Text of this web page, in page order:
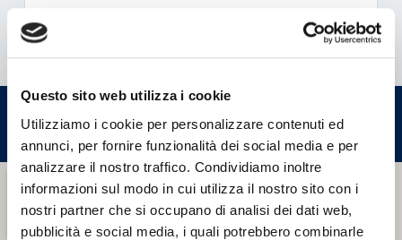
Questo sito web utilizza i cookie
Utilizziamo i cookie per personalizzare contenuti ed
annunci, per fornire funzionalità dei social media e per
analizzare il nostro traffico. Condividiamo inoltre
informazioni sul modo in cui utilizza il nostro sito con i
nostri partner che si occupano di analisi dei dati web,
pubblicità e social media, i quali potrebbero combinarle
Leggi tutte le news...
Dove Siamo